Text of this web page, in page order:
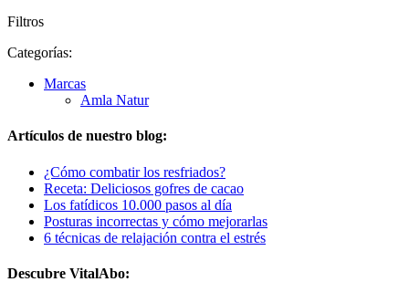
Filtros
Categorías:
Marcas
Amla Natur
Artículos de nuestro blog:
¿Cómo combatir los resfriados?
Receta: Deliciosos gofres de cacao
Los fatídicos 10.000 pasos al día
Posturas incorrectas y cómo mejorarlas
6 técnicas de relajación contra el estrés
Descubre VitalAbo: